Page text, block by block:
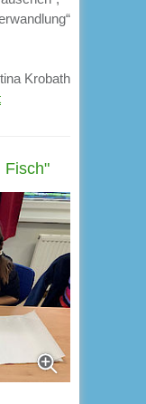
Krobath
Fisch"